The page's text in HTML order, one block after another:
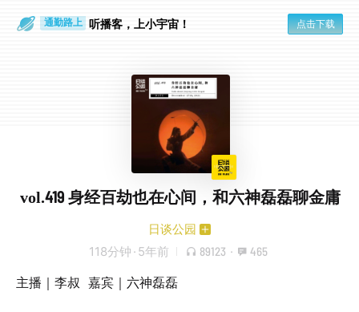
通勤路上 听播客，上小宇宙！ 点击下载
vol.419 身经百劫也在心间，和六神磊磊聊金庸
日谈公园
118分钟 · 5年前 89123 · 465
主播｜李叔 嘉宾｜六神磊磊